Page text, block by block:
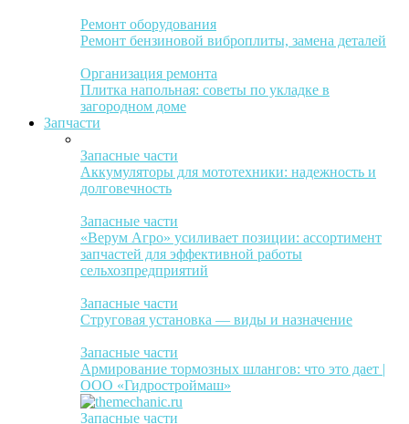
Ремонт оборудования
Ремонт бензиновой виброплиты, замена деталей
Организация ремонта
Плитка напольная: советы по укладке в
загородном доме
Запчасти
Запасные части
Аккумуляторы для мототехники: надежность и
долговечность
Запасные части
«Верум Агро» усиливает позиции: ассортимент
запчастей для эффективной работы
сельхозпредприятий
Запасные части
Струговая установка — виды и назначение
Запасные части
Армирование тормозных шлангов: что это дает |
ООО «Гидростроймаш»
Запасные части